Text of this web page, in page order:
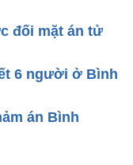
đối mặt án tử
6 người ở Bình
án Bình